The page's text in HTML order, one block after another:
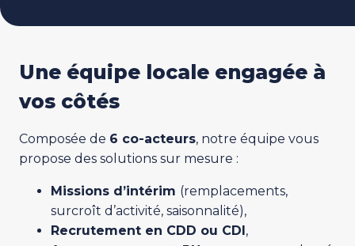
Une équipe locale engagée à
vos côtés
Composée de 6 co-acteurs, notre équipe vous
propose des solutions sur mesure :
Missions d’intérim (remplacements,
surcroît d’activité, saisonnalité),
Recrutement en CDD ou CDI ,